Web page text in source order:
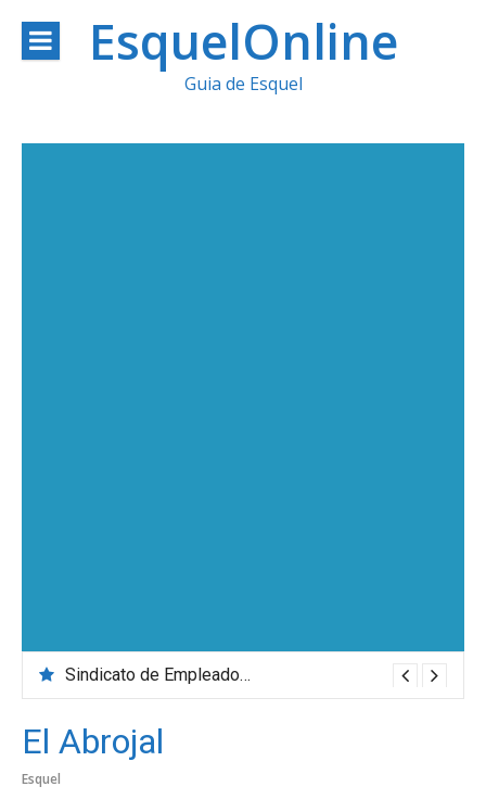
EsquelOnline
Guia de Esquel
Sindicato de Empleados de Comercio
El Abrojal
Esquel